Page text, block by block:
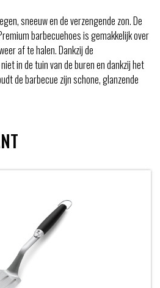
sneeuw en de verzengende zon. De
barbecuehoes is gemakkelijk over
af te halen. Dankzij de
in de tuin van de buren en dankzij het
de barbecue zijn schone, glanzende